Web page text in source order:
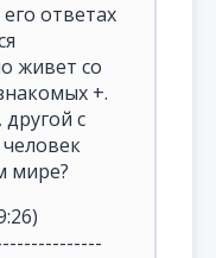
ответах
живет со
+.
с
мире?